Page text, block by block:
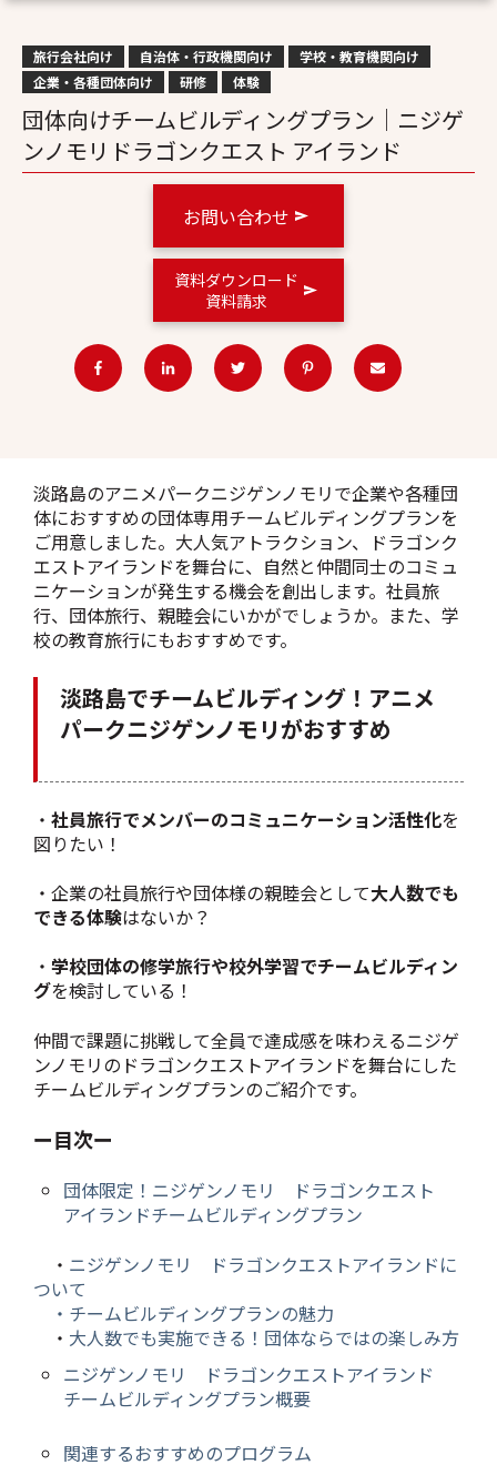
旅行会社向け 自治体・行政機関向け
学校・教育機関向け
企業・各種団体向け
研修 体験
団体向けチームビルディングプラン│ニジゲ
ンノモリドラゴンクエスト アイランド
お問い合わせ
資料ダウンロード
資料請求
淡路島のアニメパークニジゲンノモリで企業や各種団
体におすすめの団体専用チームビルディングプランを
ご用意しました。大人気アトラクション、ドラゴンク
エストアイランドを舞台に、自然と仲間同士のコミュ
ニケーションが発生する機会を創出します。社員旅
行、団体旅行、親睦会にいかがでしょうか。また、学
校の教育旅行にもおすすめです。
淡路島でチームビルディング！アニメ
パークニジゲンノモリがおすすめ
・ 社員旅行でメンバーのコミュニケーション活性化を
図りたい！
・企業の社員旅行や団体様の親睦会として大人数でも
できる体験はないか？
・ 学校団体の修学旅行や校外学習でチームビルディン
グを検討している！
仲間で課題に挑戦して全員で達成感を味わえるニジゲ
ンノモリのドラゴンクエストアイランドを舞台にした
チームビルディングプランのご紹介です。
ー目次ー
団体限定！ニジゲンノモリ ドラゴンクエスト
アイランドチームビルディングプラン
・ ニジゲンノモリ ドラゴンクエストアイランドに
ついて
・チームビルディングプランの魅力
・ 大人数でも実施できる！団体ならではの楽しみ方
ニジゲンノモリ ドラゴンクエストアイランド
チームビルディングプラン概要
関連するおすすめのプログラム